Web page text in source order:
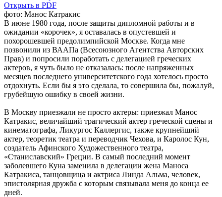
Открыть в PDF
фото: Манос Катракис
В июне 1980 года, после защиты дипломной работы и в
ожидании «корочек», я оставалась в опустевшей и
похорошевшей предолимпийской Москве. Когда мне
позвонили из ВААПа (Всесоюзного Агентства Авторских
Прав) и попросили поработать с делегацией греческих
актеров, я чуть было не отказалась: после напряженных
месяцев последнего университетского года хотелось просто
отдохнуть. Если бы я это сделала, то совершила бы, пожалуй,
грубейшую ошибку в своей жизни.
В Москву приезжали не просто актеры: приезжал Манос
Катракис, величайший трагический актер греческой сцены и
кинематографа, Ликургос Каллергис, также крупнейший
актер, теоретик театра и переводчик Чехова, и Каролос Кун,
создатель Афинского Художественного театра,
«Станиславский» Греции. В самый последний момент
заболевшего Куна заменила в делегации жена Маноса
Катракиса, танцовщица и актриса Линда Альма, человек,
эпистолярная дружба с которым связывала меня до конца ее
дней.